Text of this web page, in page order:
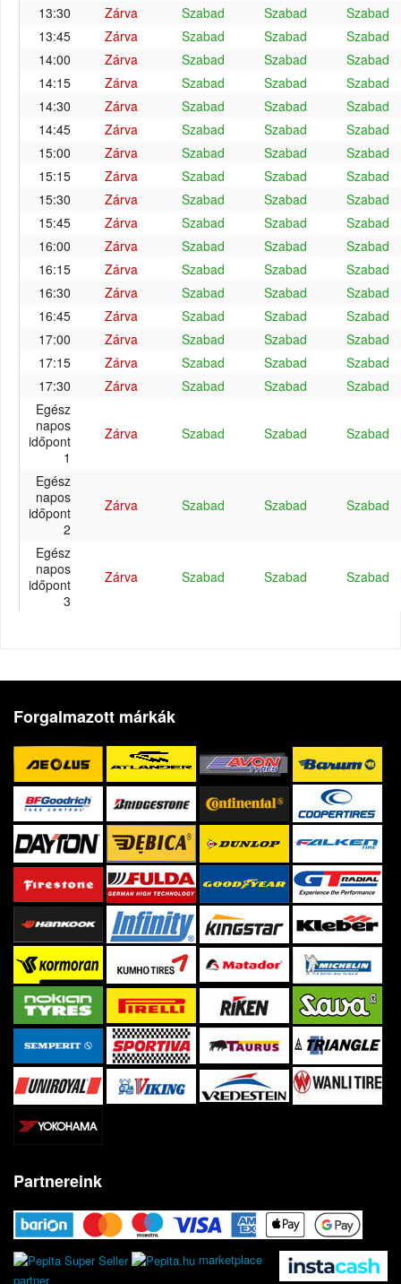
13:30
Zárva Szabad Szabad
Szabad
13:45
Zárva Szabad Szabad
Szabad
14:00
Zárva Szabad Szabad
Szabad
14:15
Zárva Szabad Szabad
Szabad
14:30
Zárva Szabad Szabad
Szabad
14:45
Zárva Szabad Szabad
Szabad
15:00
Zárva Szabad Szabad
Szabad
15:15
Zárva Szabad Szabad
Szabad
15:30
Zárva Szabad Szabad
Szabad
15:45
Zárva Szabad Szabad
Szabad
16:00
Zárva Szabad Szabad
Szabad
16:15
Zárva Szabad Szabad
Szabad
16:30
Zárva Szabad Szabad
Szabad
16:45
Zárva Szabad Szabad
Szabad
17:00
Zárva Szabad Szabad
Szabad
17:15
Zárva Szabad Szabad
Szabad
17:30
Zárva Szabad Szabad
Szabad
Egész
napos
időpont
1
Zárva Szabad Szabad Szabad
Egész
napos
időpont
2
Zárva Szabad Szabad Szabad
Egész
napos
időpont
3
Zárva Szabad Szabad Szabad
Forgalmazott márkák
Partnereink
marketplace
partner